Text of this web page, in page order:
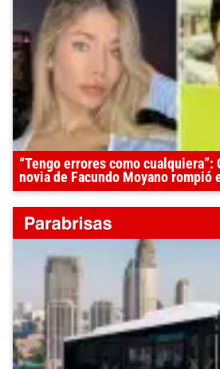
“Tengo errores como cualquiera”:
novia de Facundo Moyano rompió